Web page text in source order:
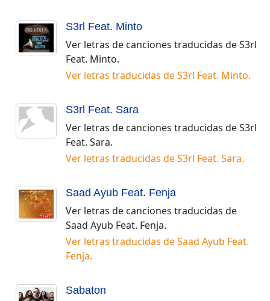
S3rl Feat. Minto
Ver letras de canciones traducidas deS3rl
Feat. Minto.
Ver letras traducidas deS3rl Feat. Minto.
S3rl Feat. Sara
Ver letras de canciones traducidas deS3rl
Feat. Sara.
Ver letras traducidas deS3rl Feat. Sara.
Saad Ayub Feat. Fenja
Ver letras de canciones traducidas de
Saad Ayub Feat. Fenja.
Ver letras traducidas deSaad Ayub Feat.
Fenja.
Sabaton